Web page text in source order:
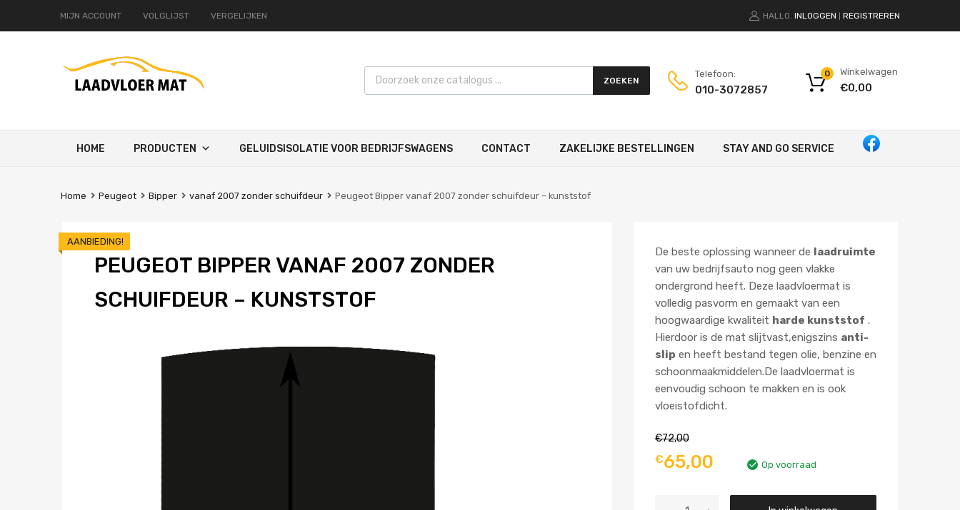
MIJN ACCOUNT VOLGLIJST VERGELIJKEN HALLO. INLOGGEN REGISTREREN
Products search ZOEKEN
Telefoon:
010-3072857
Winkelwagen
€0,00
0
HOME PRODUCTEN GELUIDSISOLATIE VOOR BEDRIJFSWAGENS CONTACT ZAKELIJKE BESTELLINGEN STAY AND GO SERVICE
Home Peugeot Bipper vanaf 2007 zonder schuifdeur Peugeot Bipper vanaf 2007 zonder schuifdeur – kunststof
PEUGEOT BIPPER VANAF 2007 ZONDER
SCHUIFDEUR – KUNSTSTOF
AANBIEDING!
De beste oplossing wanneer de laadruimte
van uw bedrijfsauto nog geen vlakke
ondergrond heeft. Deze laadvloermat is
volledig pasvorm en gemaakt van een
hoogwaardige kwaliteit harde kunststof .
Hierdoor is de mat slijtvast,enigszins anti-
slip en heeft bestand tegen olie, benzine en
schoonmaakmiddelen.De laadvloermat is
eenvoudig schoon te makken en is ook
vloeistofdicht.
€72,00
€65,00 Op voorraad